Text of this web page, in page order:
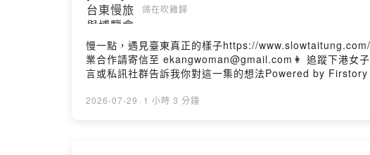
鴿在吹雞歸
慢一點，遇見臺東真正的樣子https://
業合作請寄信至 ekangwoman@gmail.com👩 追蹤下港
言或私訊社群告訴我你對這一集的想法Powered by
2026-07-29 · 1 小時 3 分鐘